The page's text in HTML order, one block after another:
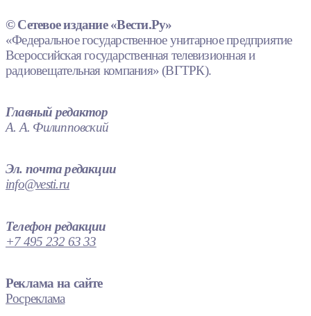
© Сетевое издание «Вести.Ру»
«Федеральное государственное унитарное предприятие
Всероссийская государственная телевизионная и
радиовещательная компания» (ВГТРК).
Главный редактор
А. А. Филипповский
Эл. почта редакции
info@vesti.ru
Телефон редакции
+7 495 232 63 33
Реклама на сайте
Росреклама